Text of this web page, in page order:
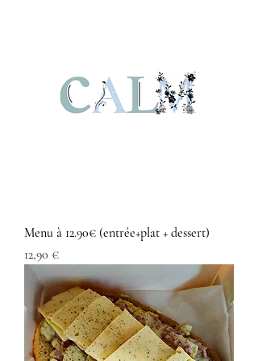
Menu à 12.90€ (entrée+plat + dessert)
Prix
12,90 €